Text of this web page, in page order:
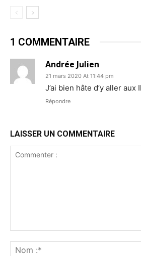
1 COMMENTAIRE
Andrée Julien
21 mars 2020 At 11:44 pm
J’ai bien hâte d’y aller
Répondre
LAISSER UN COMMENTAIRE